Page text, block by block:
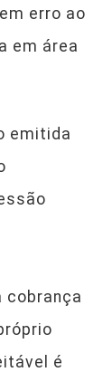
erro ao
em área
emitida
cobrança
é